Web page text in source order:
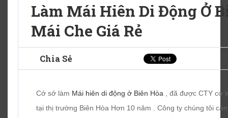
Làm Mái Hiên Di Động Ở
Mái Che Giá Rẻ
Chia Sẻ
Cở sở làm Mái hiên di động ở Biên Hòa , đã được CTY cơ
tại thị trường Biên Hòa Hơn 10 năm . Công ty chúng tôi